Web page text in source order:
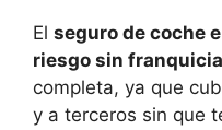
El seguro de coche
riesgo sin franquicia
completa, ya que
y a terceros sin que